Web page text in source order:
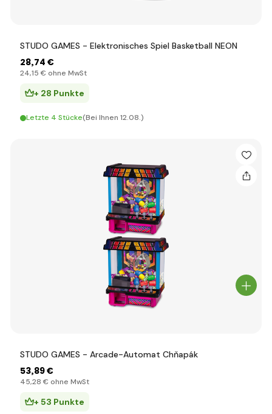
STUDO GAMES - Elektronisches Spiel Basketball NEON
28,74 €
24,15 € ohne MwSt
+ 28 Punkte
Letzte 4 Stücke(Bei Ihnen 12.08.)
STUDO GAMES - Arcade-Automat Chňapák
53,89 €
45,28 € ohne MwSt
+ 53 Punkte